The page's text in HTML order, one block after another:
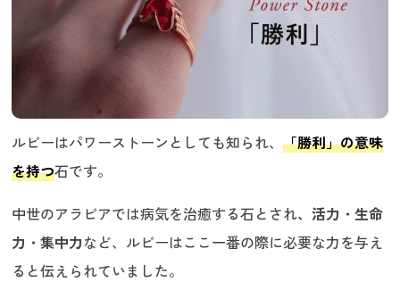
ルビーはパワーストーンとしても知られ、「勝利」の意味
を持つ石です。
中世のアラビアでは病気を治癒する石とされ、活力・生命
力・集中力など、ルビーはここ一番の際に必要な力を与え
ると伝えられていました。